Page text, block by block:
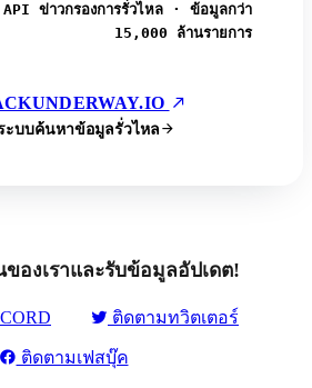
API ข่าวกรองการรั่วไหล · ข้อมูลกว่า
15,000 ล้านรายการ
ะบบค้นหาข้อมูลรั่วไหล
องเราและรับข้อมูลอัปเดต!
ติดตามทวิตเตอร์
ติดตามเฟสบุ๊ค